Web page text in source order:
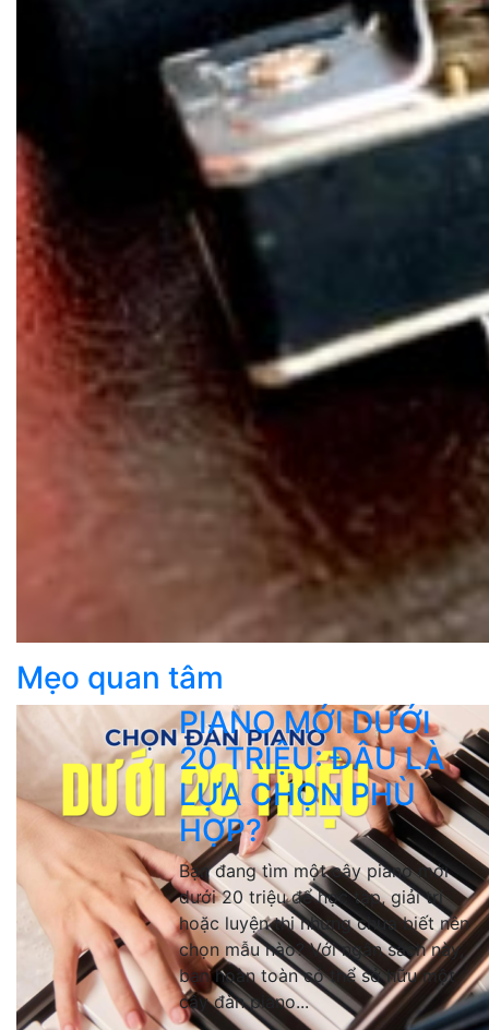
Mẹo quan tâm
PIANO MỚI DƯỚI
20 TRIỆU: ĐÂU LÀ
LỰA CHỌN PHÙ
HỢP?
Bạn đang tìm một cây piano mới
dưới 20 triệu để học tập, giải trí
hoặc luyện thi nhưng chưa biết nên
chọn mẫu nào? Với ngân sách này,
bạn hoàn toàn có thể sở hữu một
cây đàn piano...